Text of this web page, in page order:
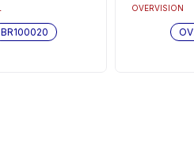
BR100020
PNEU
OVERVISION